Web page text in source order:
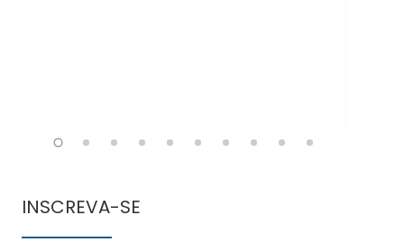
INSCREVA-SE